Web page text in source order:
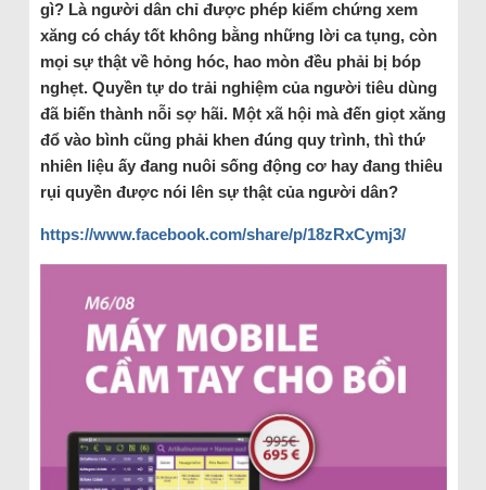
gì? Là người dân chỉ được phép kiểm chứng xem
xăng có cháy tốt không bằng những lời ca tụng, còn
mọi sự thật về hỏng hóc, hao mòn đều phải bị bóp
nghẹt. Quyền tự do trải nghiệm của người tiêu dùng
đã biến thành nỗi sợ hãi. Một xã hội mà đến giọt xăng
đổ vào bình cũng phải khen đúng quy trình, thì thứ
nhiên liệu ấy đang nuôi sống động cơ hay đang thiêu
rụi quyền được nói lên sự thật của người dân?
https://www.facebook.com/share/p/18zRxCymj3/